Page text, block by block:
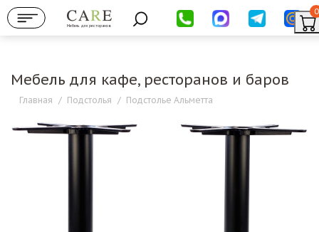
Мебель для ресторанов
0
Мебель для кафе, ресторанов и баров
Главная / Подстолья / Подстолье Альметта